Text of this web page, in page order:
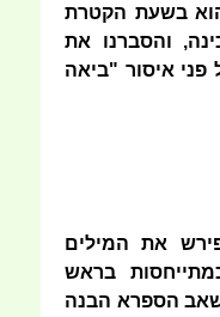
בשעת הקטרת
והסברנו את
פני איסור "ביאה
את המילים
בראש
שאב הספרא הבנה